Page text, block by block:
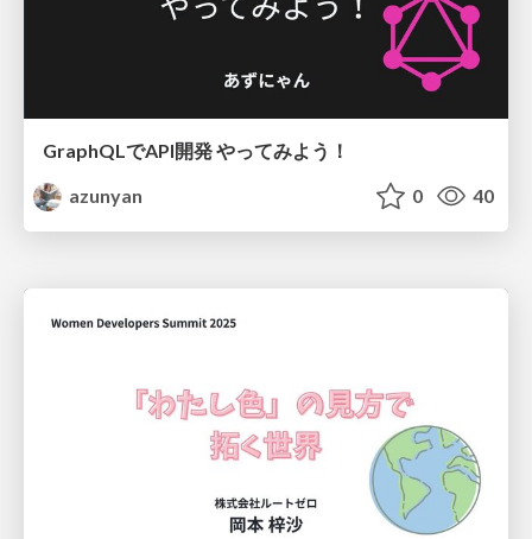
GraphQLでAPI開発 やってみよう！
azunyan
0 40